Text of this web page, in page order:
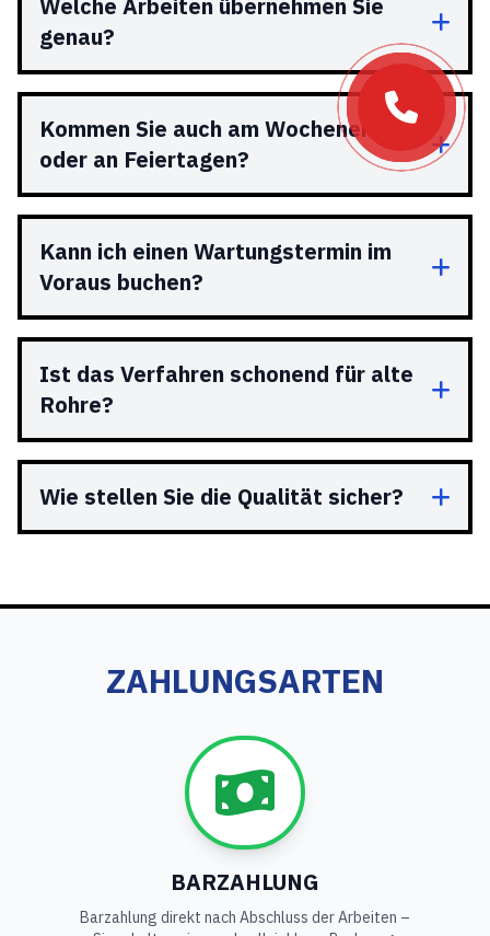
Welche Arbeiten übernehmen Sie
genau?
Kommen Sie auch am Wochenende
oder an Feiertagen?
Kann ich einen Wartungstermin im
Voraus buchen?
Ist das Verfahren schonend für alte
Rohre?
Wie stellen Sie die Qualität sicher?
ZAHLUNGSARTEN
BARZAHLUNG
Barzahlung direkt nach Abschluss der Arbeiten –